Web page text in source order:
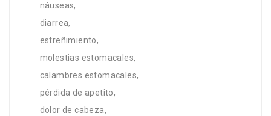
náuseas,
diarrea,
estreñimiento,
molestias estomacales,
calambres estomacales,
pérdida de apetito,
dolor de cabeza,